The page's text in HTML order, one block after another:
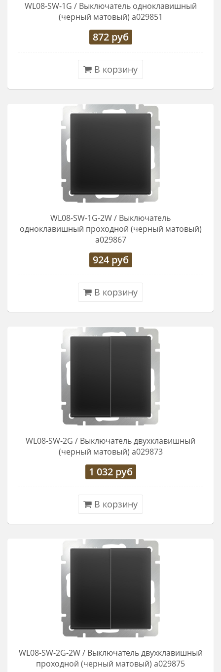
WL08-SW-1G / Выключатель одноклавишный
(черный матовый) a029851
872руб
В корзину
WL08-SW-1G-2W / Выключатель
одноклавишный проходной (черный матовый)
a029867
924руб
В корзину
WL08-SW-2G / Выключатель двухклавишный
(черный матовый) a029873
1 032руб
В корзину
WL08-SW-2G-2W / Выключатель двухклавишный
проходной (черный матовый) a029875